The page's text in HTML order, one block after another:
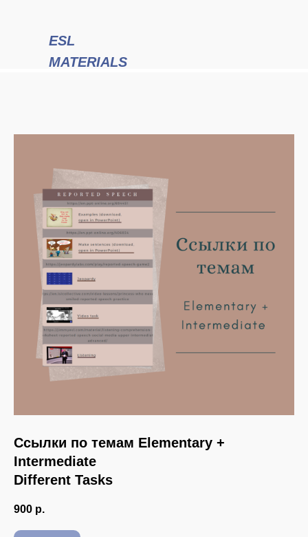
ESL
MATERIALS
Ссылки по темам Elementary +
Intermediate
Different Tasks
900 р.